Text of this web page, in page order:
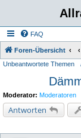
FAQ
Foren-Übersicht
Unbeantwortete Themen
Moderator: Moderatoren
Antworten